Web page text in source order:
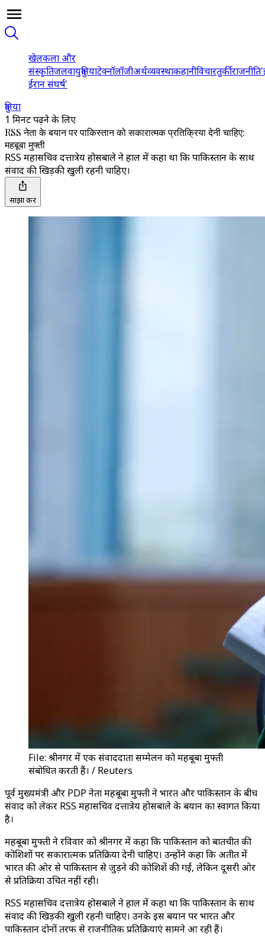
खेलकला और
संस्कृतिजलवायुदुनियाटेक्नॉलॉजीअर्थव्यवस्थाकहानीविचारतुर्कीराजनीति
ईरान संघर्ष'
दुनिया
1 मिनट पढ़ने के लिए
RSS नेता के बयान पर पाकिस्तान को सकारात्मक प्रतिक्रिया देनी चाहिए:
महबूबा मुफ्ती
RSS महासचिव दत्तात्रेय होसबाले ने हाल में कहा था कि पाकिस्तान के साथ
संवाद की खिड़की खुली रहनी चाहिए।
साझा करें
File: श्रीनगर में एक संवाददाता सम्मेलन को महबूबा मुफ्ती
संबोधित करती हैं। / Reuters
पूर्व मुख्यमंत्री और PDP नेता महबूबा मुफ्ती ने भारत और पाकिस्तान के बीच
संवाद को लेकर RSS महासचिव दत्तात्रेय होसबाले के बयान का स्वागत किया
है।
महबूबा मुफ्ती ने रविवार को श्रीनगर में कहा कि पाकिस्तान को बातचीत की
कोशिशों पर सकारात्मक प्रतिक्रिया देनी चाहिए। उन्होंने कहा कि अतीत में
भारत की ओर से पाकिस्तान से जुड़ने की कोशिशें की गईं, लेकिन दूसरी ओर
से प्रतिक्रिया उचित नहीं रही।
RSS महासचिव दत्तात्रेय होसबाले ने हाल में कहा था कि पाकिस्तान के साथ
संवाद की खिड़की खुली रहनी चाहिए। उनके इस बयान पर भारत और
पाकिस्तान दोनों तरफ से राजनीतिक प्रतिक्रियाएं सामने आ रही हैं।